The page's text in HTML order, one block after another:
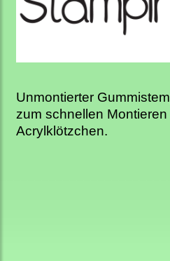
Unmontierter
zum schnellen
Acrylklötzchen.